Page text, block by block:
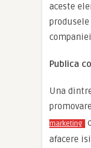
aceste
Publica
Una
marketing
afacere